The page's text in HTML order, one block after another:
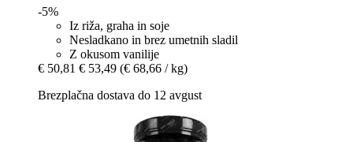
-5%
Iz riža, graha in soje
Nesladkano in brez umetnih sladil
Z okusom vanilije
€ 50,81 € 53,49 (€ 68,66 / kg)
Brezplačna dostava do 12 avgust